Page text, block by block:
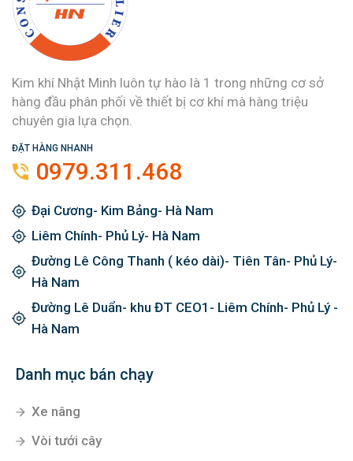
Kim khí Nhật Minh luôn tự hào là 1 trong những cơ sở
hàng đầu phân phối về thiết bị cơ khí mà hàng triệu
chuyên gia lựa chọn.
ĐẶT HÀNG NHANH
0979.311.468
Đại Cương- Kim Bảng- Hà Nam
Liêm Chính- Phủ Lý- Hà Nam
Đường Lê Công Thanh ( kéo dài)- Tiên Tân- Phủ Lý-
Hà Nam
Đường Lê Duẩn- khu ĐT CEO1- Liêm Chính- Phủ Lý -
Hà Nam
Danh mục bán chạy
Xe nâng
Vòi tưới cây